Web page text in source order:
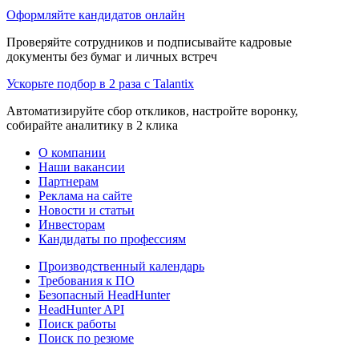
Оформляйте кандидатов онлайн
Проверяйте сотрудников и подписывайте кадровые
документы без бумаг и личных встреч
Ускорьте подбор в 2 раза с Talantix
Автоматизируйте сбор откликов, настройте воронку,
собирайте аналитику в 2 клика
О компании
Наши вакансии
Партнерам
Реклама на сайте
Новости и статьи
Инвесторам
Кандидаты по профессиям
Производственный календарь
Требования к ПО
Безопасный HeadHunter
HeadHunter API
Поиск работы
Поиск по резюме